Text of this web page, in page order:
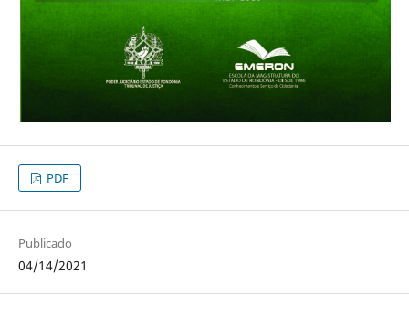
PDF
Publicado
04/14/2021